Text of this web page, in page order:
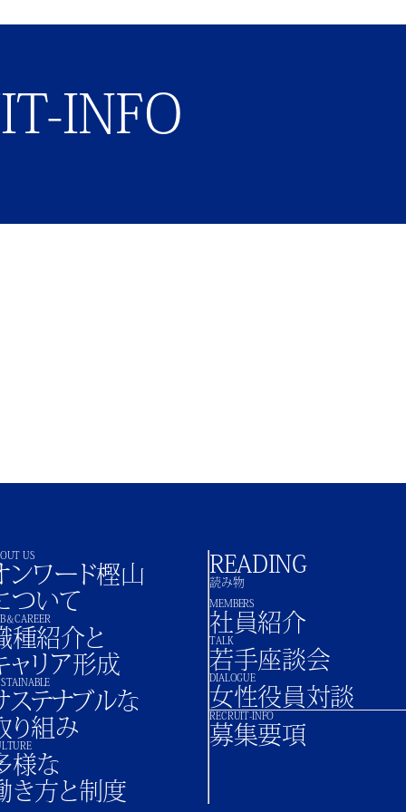
INFO
US
ンワード樫山
ついて
＆CAREER
種紹介と
ャリア形成
ステナブルな
り組み
様な
き方と制度
READING
読み物
MEMBERS
社員紹介
TALK
若手座談会
DIALOGUE
女性役員対談
RECRUIT-INFO
募集要項